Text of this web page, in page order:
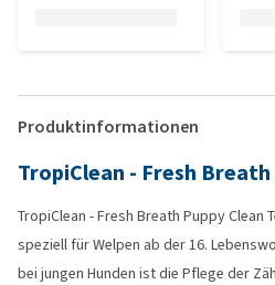
Produktinformationen
TropiClean - Fresh
TropiClean - Fresh Breath Puppy Clean
speziell für Welpen ab der 16.
bei jungen Hunden ist die Pflege der